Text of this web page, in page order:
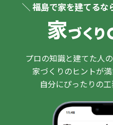
＼ 福島で家を建てるな
プロの知識と建てた人
家づくりのヒントが満
自分にぴったりの